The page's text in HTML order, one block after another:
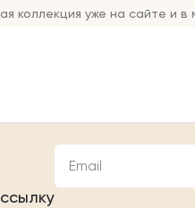
коллекция уже на сайте и в
Email